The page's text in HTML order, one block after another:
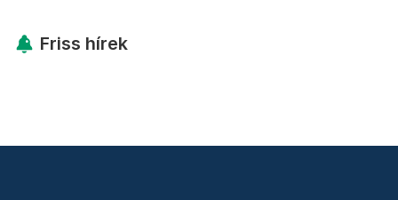
Friss hírek